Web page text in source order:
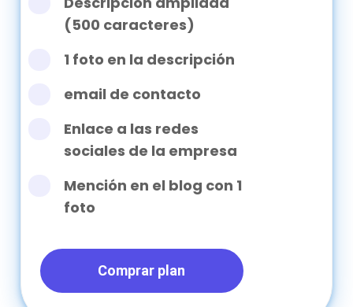
(500 caracteres)
1 foto en la descripción
email de contacto
Enlace a las redes
sociales de la empresa
Mención en el blog con 1
foto
Comprar plan